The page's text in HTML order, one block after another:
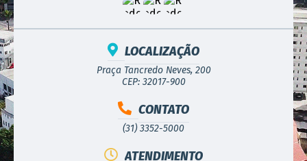
LOCALIZAÇÃO
Praça Tancredo Neves, 200
CEP: 32017-900
CONTATO
(31) 3352-5000
ATENDIMENTO